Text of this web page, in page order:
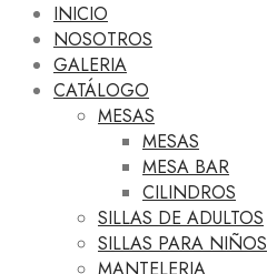
INICIO
NOSOTROS
GALERIA
CATÁLOGO
MESAS
MESAS
MESA BAR
CILINDROS
SILLAS DE ADULTOS
SILLAS PARA NIÑOS